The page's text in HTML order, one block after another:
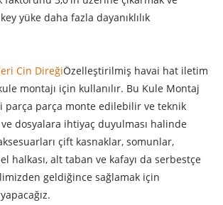
yüke daha fazla dayanıklılık
Cin DireğiÖzelleştirilmiş havai hat iletim
montajı için kullanılır. Bu Kule Montaj
parça parça monte edilebilir ve teknik
dosyalara ihtiyaç duyulması halinde
çift kasnaklar, somunlar,
halkası, alt taban ve kafayı da serbestçe
geldiğince sağlamak için